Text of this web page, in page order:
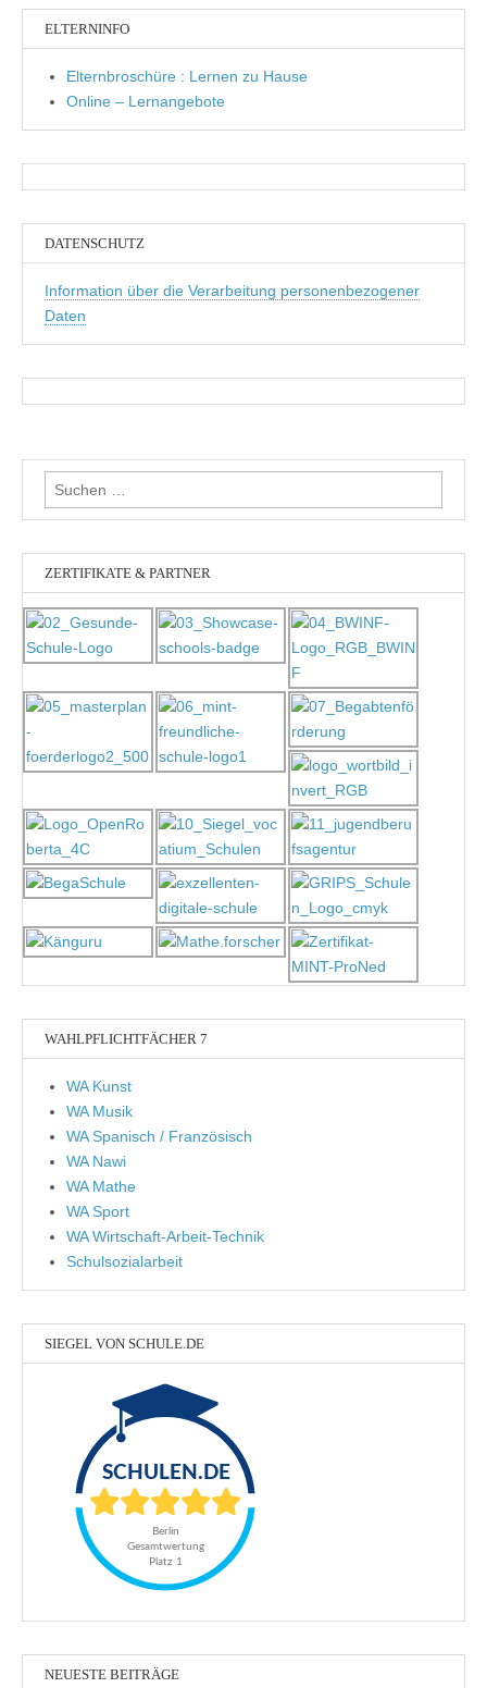
ELTERNINFO
Elternbroschüre : Lernen zu Hause
Online – Lernangebote
DATENSCHUTZ
Information über die Verarbeitung personenbezogener
Daten
Suchen
nach:
ZERTIFIKATE & PARTNER
WAHLPFLICHTFÄCHER 7
WA Kunst
WA Musik
WA Spanisch / Französisch
WA Nawi
WA Mathe
WA Sport
WA Wirtschaft-Arbeit-Technik
Schulsozialarbeit
SIEGEL VON SCHULE.DE
NEUESTE BEITRÄGE